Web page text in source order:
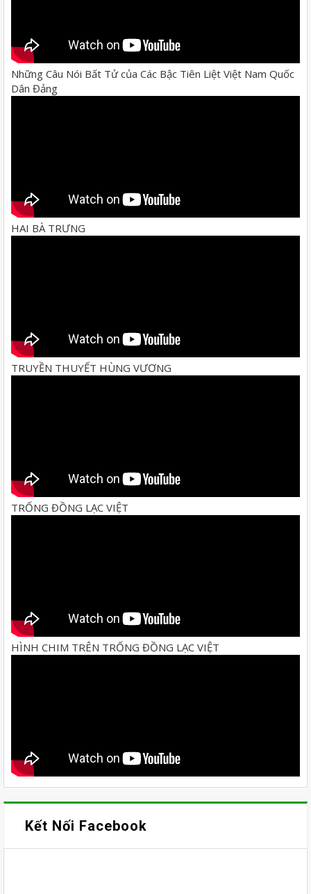
Những Câu Nói Bất Tử của Các Bậc Tiên Liệt Việt Nam Quốc
Dân Đảng
HAI BÀ TRƯNG
TRUYỀN THUYẾT HÙNG VƯƠNG
TRỐNG ĐỒNG LẠC VIỆT
HÌNH CHIM TRÊN TRỐNG ĐỒNG LẠC VIỆT
Kết Nối Facebook